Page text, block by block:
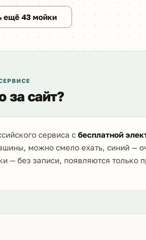
ещё 43 мойки
за сайт?
сервиса с бесплатной
можно смело ехать, синий —
— без записи, появляются